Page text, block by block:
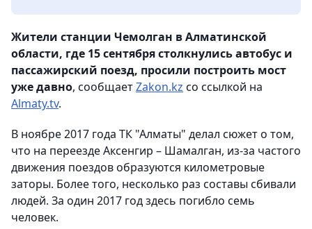
Жители станции Чемолган в Алматинской
области, где 15 сентября столкнулись автобус и
пассажирский поезд, просили построить мост
уже давно, сообщаетZakon.kz со ссылкой на
Almaty.tv.
В ноябре 2017 года ТК "Алматы" делал сюжет о том,
что на переезде Аксенгир – Шамалган, из-за частого
движения поездов образуются километровые
заторы. Более того, несколько раз составы сбивали
людей. За один 2017 год здесь погибло семь
человек.